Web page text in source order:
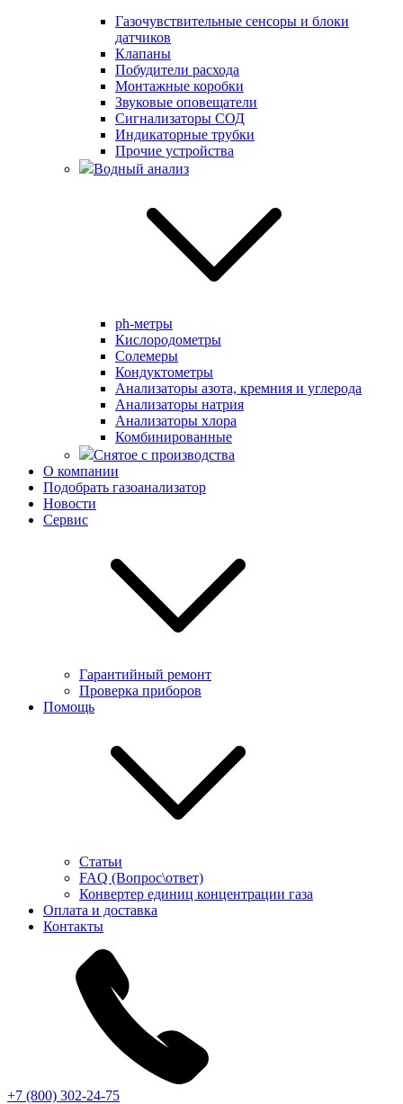
Газочувствительные сенсоры и блоки
датчиков
Клапаны
Побудители расхода
Монтажные коробки
Звуковые оповещатели
Сигнализаторы СОД
Индикаторные трубки
Прочие устройства
Водный анализ
ph-метры
Кислородометры
Солемеры
Кондуктометры
Анализаторы азота, кремния и углерода
Анализаторы натрия
Анализаторы хлора
Комбинированные
Снятое с производства
О компании
Подобрать газоанализатор
Новости
Сервис
Гарантийный ремонт
Проверка приборов
Помощь
Статьи
FAQ (Вопрос\ответ)
Конвертер единиц концентрации газа
Оплата и доставка
Контакты
+7 (800) 302-24-75